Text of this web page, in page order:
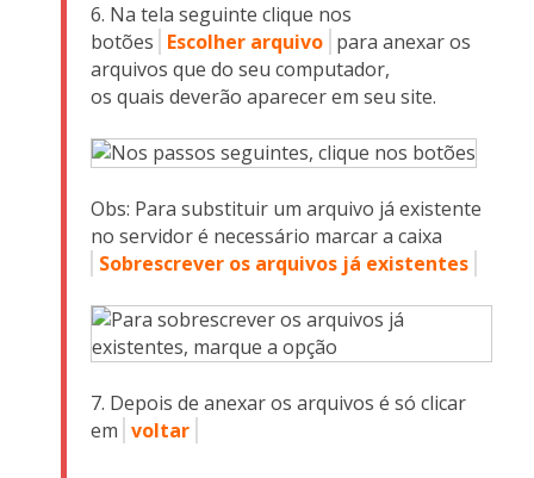
Na tela seguinte clique nos
botões Escolher arquivo para anexar os
arquivos que do seu computador,
os quais deverão aparecer em seu site.
Obs: Para substituir um arquivo já existente
no servidor é necessário marcar a caixa
Sobrescrever os arquivos já existentes
Depois de anexar os arquivos é só clicar
em voltar